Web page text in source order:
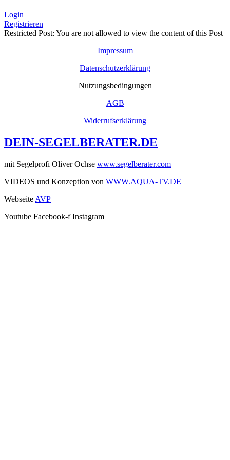
Login
Registrieren
Restricted Post: You are not allowed to view the content of this Post
Impressum
Datenschutzerklärung
Nutzungsbedingungen
AGB
Widerrufserklärung
DEIN-SEGELBERATER.DE
mit Segelprofi Oliver Ochse www.segelberater.com
VIDEOS und Konzeption von WWW.AQUA-TV.DE
Webseite AVP
Youtube Facebook-f Instagram